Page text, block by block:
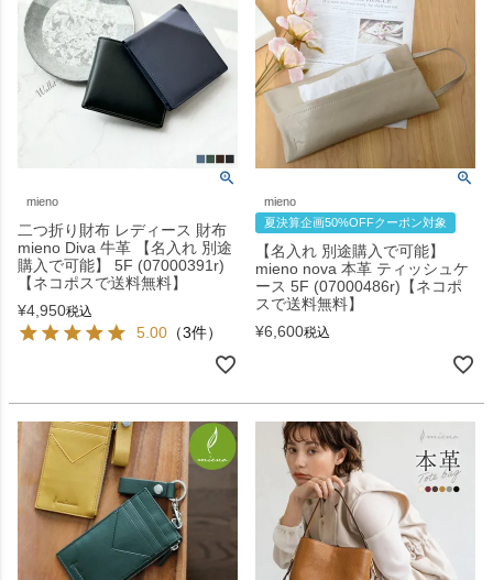
mieno
二つ折り財布 レディース 財布
mieno Diva 牛革 【名入れ 別途
購入で可能】 5F (07000391r)
【ネコポスで送料無料】
¥4,950税込
5.00 （3件）
mieno
夏決算企画50%OFFクーポン対象
【名入れ 別途購入で可能】
mieno nova 本革 ティッシュケ
ース 5F (07000486r)【ネコポ
スで送料無料】
¥6,600税込